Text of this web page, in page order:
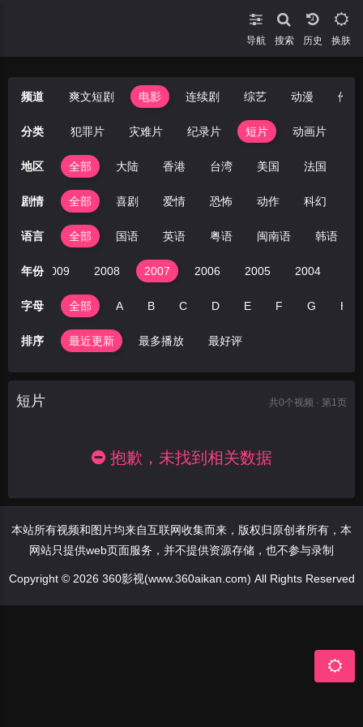
导航 搜索 换肤
频道 爽文短剧 电影 连续剧 综艺 动漫 伦理
分类
悬疑片 犯罪片 灾难片 纪录片 短片 动画片
地区 全部 大陆 香港 台湾 美国 法国
剧情 全部 喜剧 爱情 恐怖 动作 科幻
语言 全部 国语 英语 粤语 闽南语 韩语
年份2009 2008 2007 2006 2005 2004
字母 全部 A B C D E F G H
排序 最近更新 最多播放 最好评
短片 共0个视频 · 第1页
抱歉，未找到相关数据
本站所有视频和图片均来自互联网收集而来，版权归原创者所有，本
网站只提供web页面服务，并不提供资源存储，也不参与录制
Copyright © 2026 360影视(www.360aikan.com) All Rights Reserved